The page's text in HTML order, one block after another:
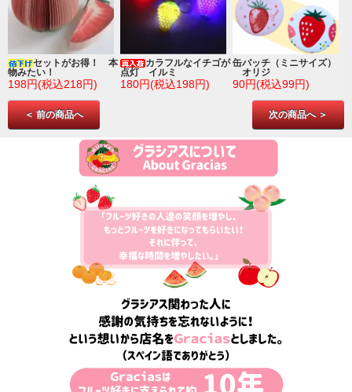
セットがお得！ 本
物みたい！
198円(税込218円)
カラフルなイチゴが
点灯 イルミ
180円(税込198円)
缶バッチ（ミニサイズ）
オリジ
90円(税込99円)
＜ 前の商品へ 次の商品へ ＞